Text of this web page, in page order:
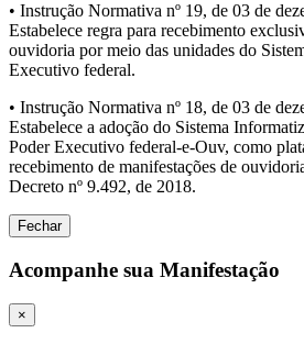
• Instrução Normativa nº 19, de 03 de
Estabelece regra para recebimento
ouvidoria por meio das unidades do
Executivo federal.
• Instrução Normativa nº 18, de 03 de
Estabelece a adoção do Sistema
Poder Executivo federal-e-Ouv, como
recebimento de manifestações de
Decreto nº 9.492, de 2018.
Fechar
Acompanhe sua Manifestação
×